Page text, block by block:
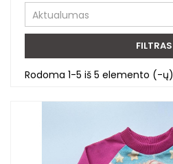
Aktualumas
FILTRAS
Rodoma 1-5 iš 5 elemento (-ų)